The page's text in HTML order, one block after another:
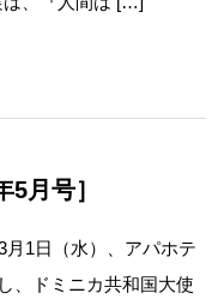
月号］
1日（水）、アパホテ
、ドミニカ共和国大使